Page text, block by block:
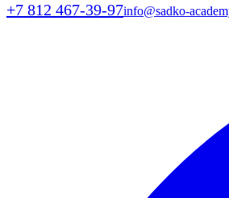
+7 812 467-39-97info@sadko-